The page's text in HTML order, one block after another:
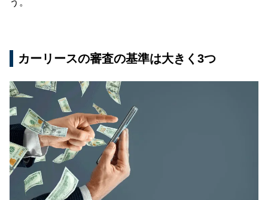
カーリースの審査の基準は大きく3つ